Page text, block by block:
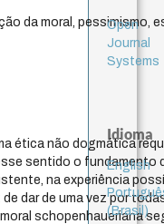
da moral, pessimismo,
ética não dogmática
sentido o fundamento
na experiência
dar de uma vez por
schopenhaueriana
Open
Journal
Systems
Idioma
English
(Brasil)